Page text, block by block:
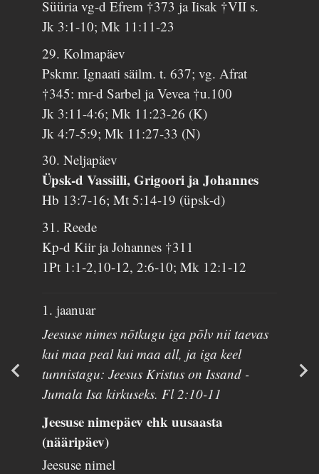
Süüria vg-d Efrem †373 ja Iisak †VII s.
Jk 3:1-10; Mk 11:11-23
29. Kolmapäev
Pskmr. Ignaati säilm. t. 637; vg. Afrat
†345: mr-d Sarbel ja Vevea †u.100
Jk 3:11-4:6; Mk 11:23-26 (K)
Jk 4:7-5:9; Mk 11:27-33 (N)
30. Neljapäev
Üpsk-d Vassiili, Grigoori ja Johannes
Hb 13:7-16; Mt 5:14-19 (üpsk-d)
31. Reede
Kp-d Kiir ja Johannes †311
1Pt 1:1-2,10-12, 2:6-10; Mk 12:1-12
1. jaanuar
Jeesuse nimes nõtkugu iga põlv nii taevas
kui maa peal kui maa all, ja iga keel
tunnistagu: Jeesus Kristus on Issand -
Jumala Isa kirkuseks. Fl 2:10-11
Jeesuse nimepäev ehk uusaasta
(nääripäev)
Jeesuse nimel